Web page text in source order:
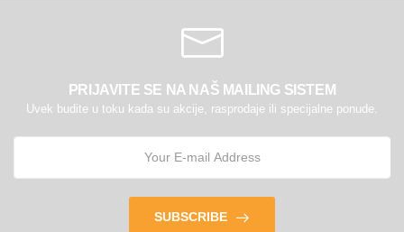
PRIJAVITE SE NA NAŠ MAILING SISTEM
Uvek budite u toku kada su akcije, rasprodaje ili specijalne ponude.
SUBSCRIBE